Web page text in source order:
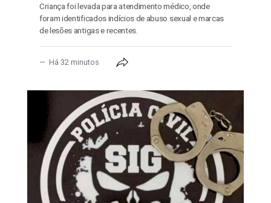
Criança foi levada para atendimento médico, onde
foram identificados indícios de abuso sexual e marcas
de lesões antigas e recentes.
Há 32 minutos